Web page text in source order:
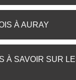
À AURAY
À SAVOIR SUR